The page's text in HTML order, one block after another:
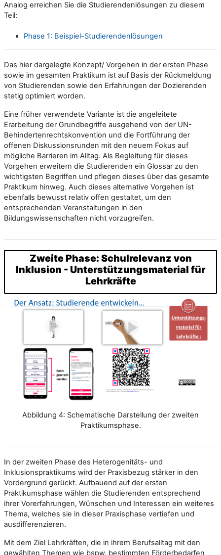
Analog erreichen Sie die Studierendenlösungen zu diesem
Teil:
Phase 1: Beispiel-Studierendenlösungen
Das hier dargelegte Konzept/ Vorgehen in der ersten Phase
sowie im gesamten Praktikum ist auf Basis der Rückmeldung
von Studierenden sowie den Erfahrungen der Dozierenden
stetig optimiert worden.
Eine früher verwendete Variante ist die angeleitete
Erarbeitung der Grundbegriffe ausgehend von der UN-
Behindertenrechtskonvention und die Fortführung der
offenen Diskussionsrunden mit den neuem Fokus auf
mögliche Barrieren im Alltag. Als Begleitung für dieses
Vorgehen erweitern die Studierenden ein Glossar zu den
wichtigsten Begriffen und pflegen dieses über das gesamte
Praktikum hinweg. Auch dieses alternative Vorgehen ist
ebenfalls bewusst relativ offen gestaltet, um den
entsprechenden Veranstaltungen in den
Bildungswissenschaften nicht vorzugreifen.
Zweite Phase: Schulrelevanz von
Inklusion - Unterstützungsmaterial für
Lehrkräfte
Abbildung 4: Schematische Darstellung der zweiten
Praktikumsphase.
In der zweiten Phase des Heterogenitäts- und
Inklusionspraktikums wird der Praxisbezug stärker in den
Vordergrund gerückt. Aufbauend auf der ersten
Praktikumsphase wählen die Studierenden entsprechend
ihrer Vorerfahrungen, Wünschen und Interessen ein weiteres
Thema, welches sie in dieser Praxisphase vertiefen und
ausdifferenzieren.
Mit dem Ziel Lehrkräften, die in ihrem Berufsalltag mit den
gewählten Themen wie bspw. bestimmten Förderbedarfen